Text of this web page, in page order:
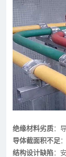
绝缘材料劣质：
导体截面积不足
结构设计缺陷：